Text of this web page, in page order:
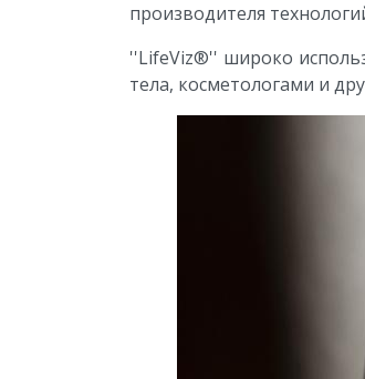
производителя
''LifeViz®'' широко
тела, косметологами и